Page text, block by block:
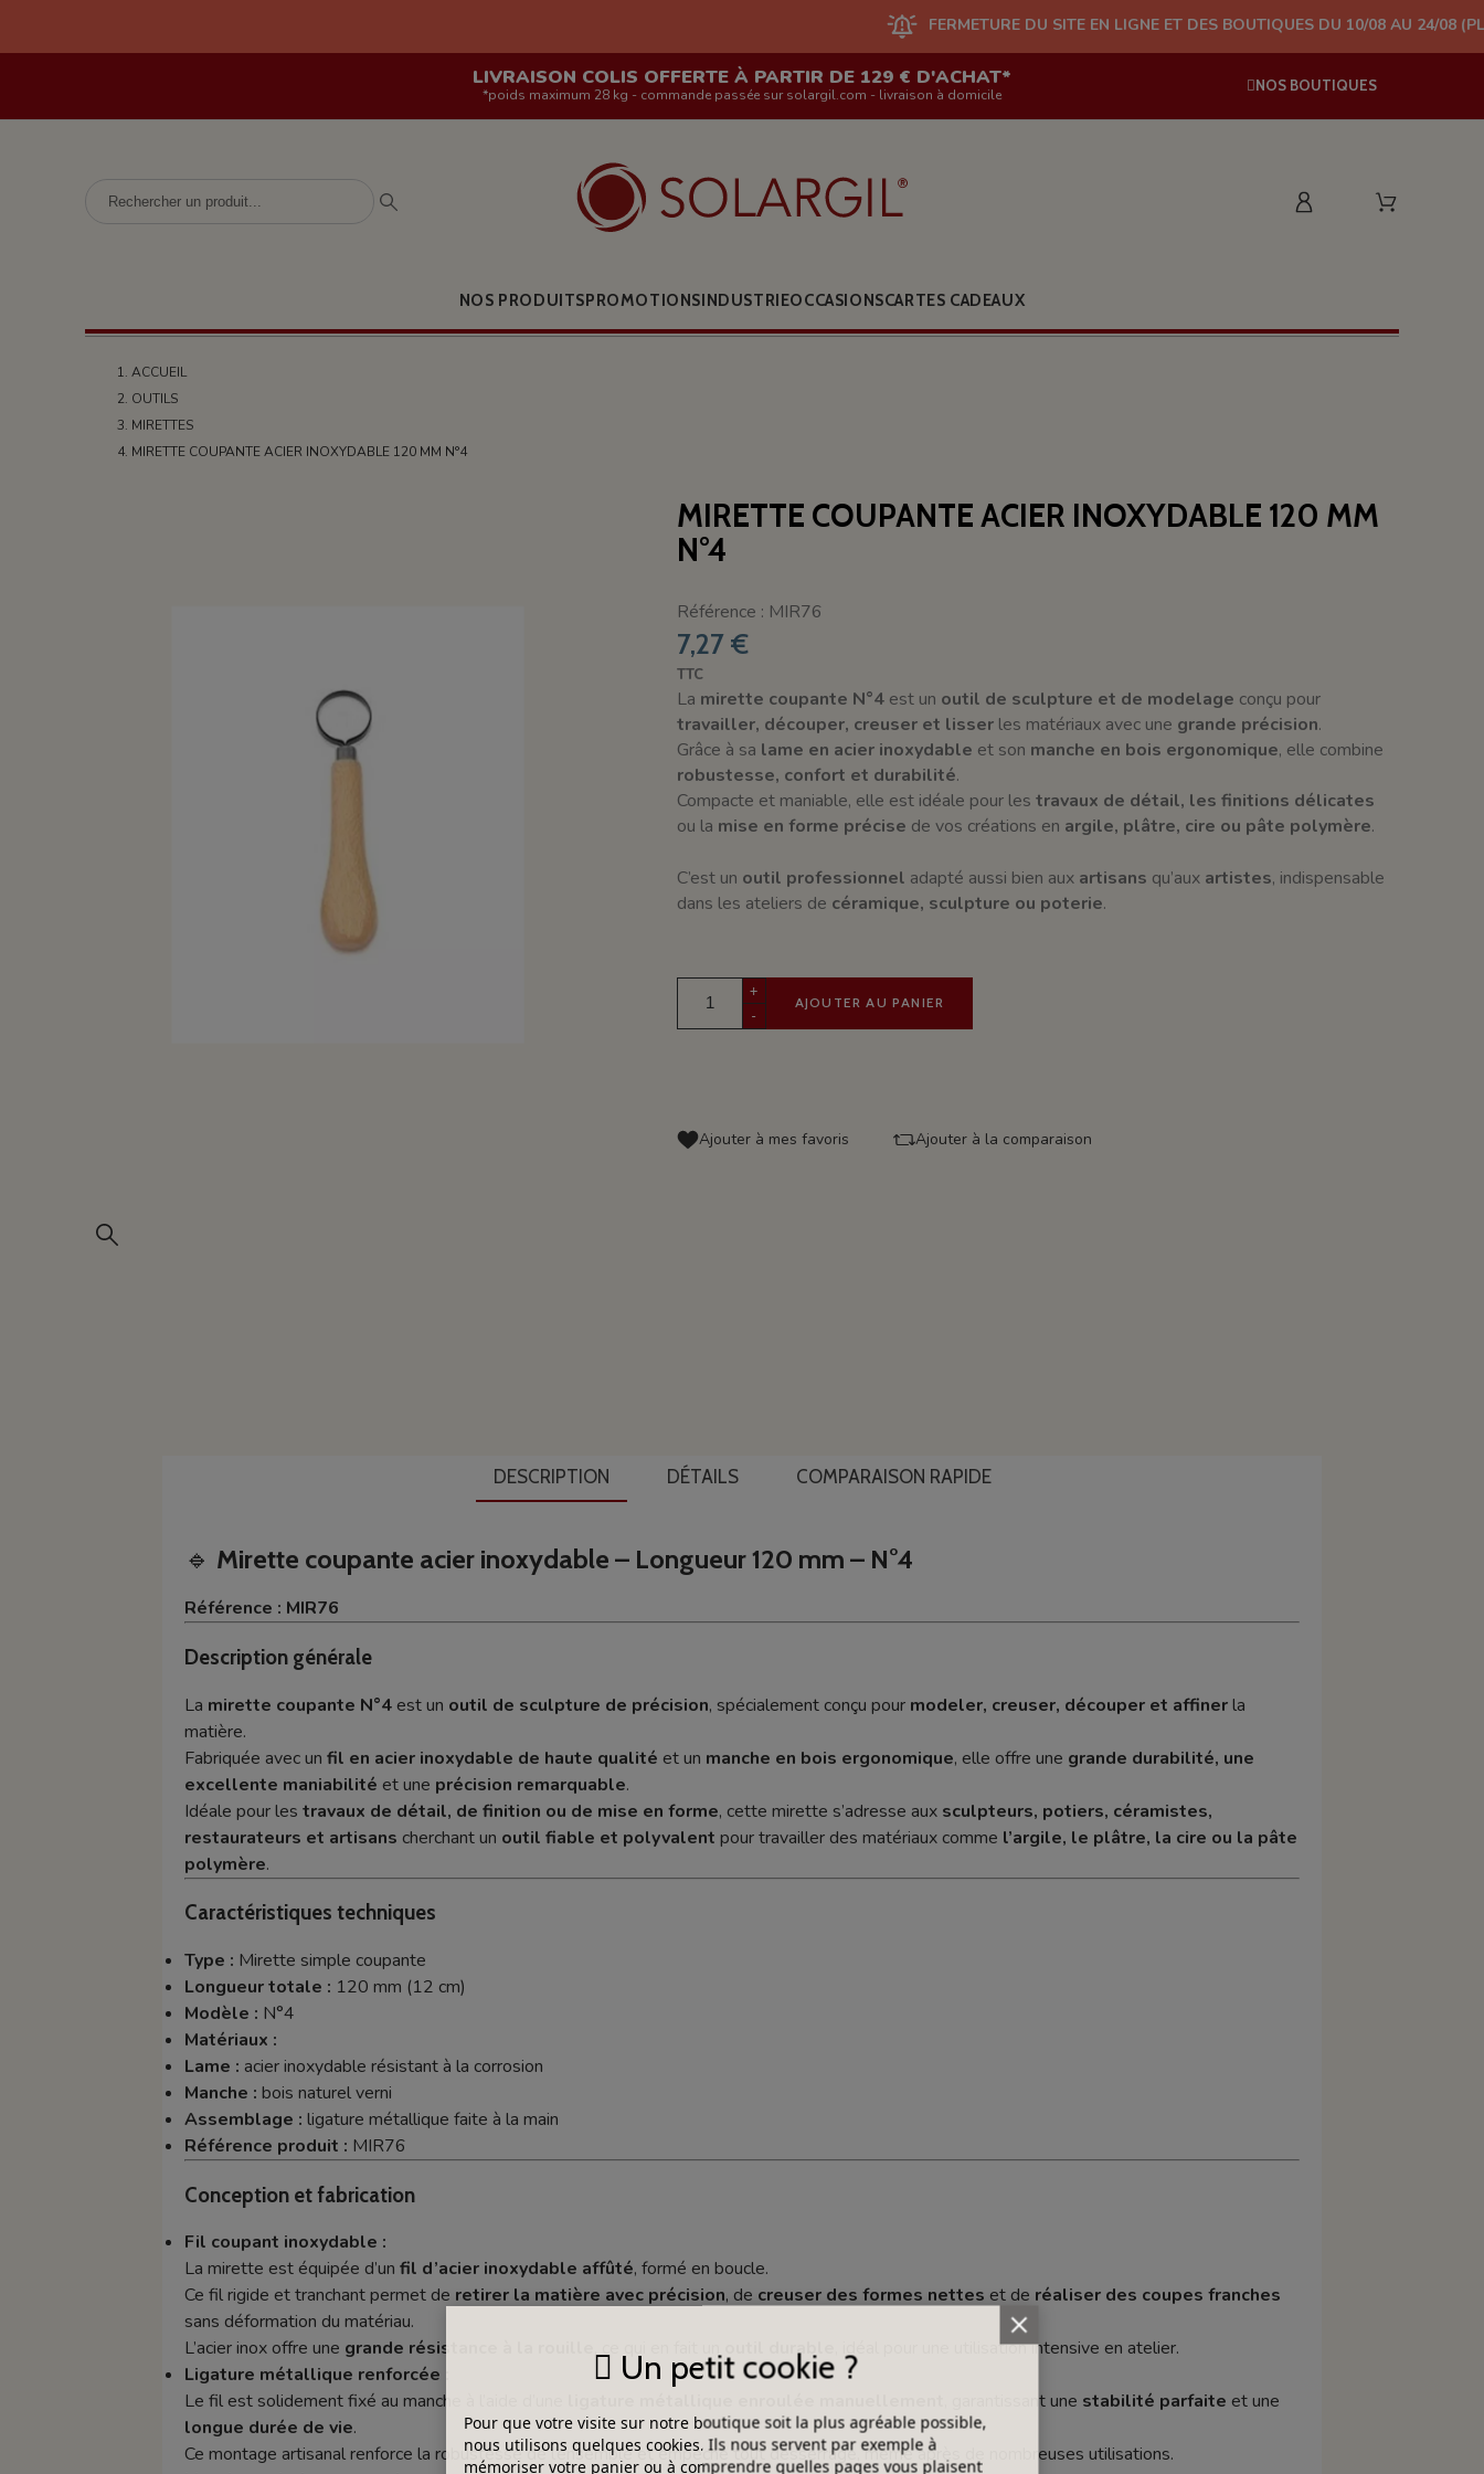
FERMETURE DU SITE EN LIGNE ET DES BOUTIQUES DU 10/08 AU 24/08 (PLUS
LIVRAISON COLIS OFFERTE À PARTIR DE 129 € D'ACHAT*
*poids maximum 28 kg - commande passée sur solargil.com - livraison à domicile
NOS BOUTIQUES
NOS PRODUITSPROMOTIONSINDUSTRIEOCCASIONSCARTES CADEAUX
ACCUEIL
OUTILS
MIRETTES
MIRETTE COUPANTE ACIER INOXYDABLE 120 MM N°4
MIRETTE COUPANTE ACIER INOXYDABLE 120 MM
N°4
Référence : MIR76
7,27 €
TTC
La mirette coupante N°4est un outil de sculpture et de modelage conçu pour
travailler, découper, creuser et lisserles matériaux avec une grande précision.
Grâce à sa lame en acier inoxydable et son manche en bois ergonomique, elle combine
robustesse, confort et durabilité.
Compacte et maniable, elle est idéale pour les travaux de détail, les finitions délicates
ou la mise en forme précise de vos créations en argile, plâtre, cire ou pâte polymère.
C’est un outil professionnel adapté aussi bien aux artisans qu’aux artistes, indispensable
dans les ateliers de céramique, sculpture ou poterie.
+
-
AJOUTER AU PANIER
Ajouter à mes favoris Ajouter à la comparaison
DESCRIPTION DÉTAILS COMPARAISON RAPIDE
🔹 Mirette coupante acier inoxydable – Longueur 120 mm – N°4
Référence : MIR76
Description générale
La mirette coupante N°4est un outil de sculpture de précision, spécialement conçu pour modeler, creuser, découper et affinerla
matière.
Fabriquée avec un fil en acier inoxydable de haute qualité et un manche en bois ergonomique, elle offre une grande durabilité, une
excellente maniabilité et une précision remarquable.
Idéale pour les travaux de détail, de finition ou de mise en forme, cette mirette s’adresse aux sculpteurs, potiers, céramistes,
restaurateurs et artisans cherchant un outil fiable et polyvalent pour travailler des matériaux comme l’argile, le plâtre, la cire ou la pâte
polymère.
Caractéristiques techniques
Type : Mirette simple coupante
Longueur totale : 120 mm (12 cm)
Modèle : N°4
Matériaux :
Lame : acier inoxydable résistant à la corrosion
Manche : bois naturel verni
Assemblage : ligature métallique faite à la main
Référence produit : MIR76
Conception et fabrication
Fil coupant inoxydable :
La mirette est équipée d’un fil d’acier inoxydable affûté, formé en boucle.
Ce fil rigide et tranchant permet de retirer la matière avec précision, de creuser des formes nettes et de réaliser des coupes franches
sans déformation du matériau.
L’acier inox offre une grande résistance à la rouille , ce qui en fait un outil durable
, idéal pour une utilisation intensive en atelier.
Ligature métallique renforcée :
Le fil est solidement fixé au manche à l’aide d’une
, garantissant une stabilité parfaite et une
longue durée de vie.
Ce montage artisanal renforce la robustesse de l’ensemble et empêche tout desserrage, même après de nombreuses utilisations.
Un petit cookie ?
Pour que votre visite sur notre boutique soit la plus agréable possible,
nous utilisons quelques cookies. Ils nous servent par exemple à
mémoriser votre panier ou à comprendre quelles pages vous plaisent